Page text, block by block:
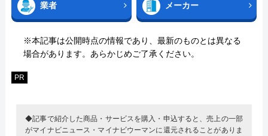
業者 メーカー
※本記事は公開時点の情報であり、最新のものとは異なる
場合があります。あらかじめご了承ください。
PR
◆記事で紹介した商品・サービスを購入・申込すると、売上の一部
がマイナビニュース・マイナビウーマンに還元されることがありま